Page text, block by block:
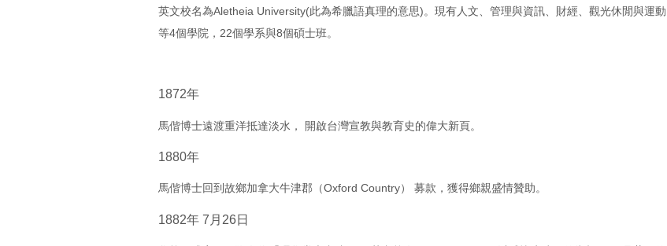
英文校名為Aletheia University(此為希臘語真理的意思)。現有人文、管理與資訊、財經、觀光休閒與運動
等4個學院，22個學系與8個碩士班。
1872年
馬偕博士遠渡重洋抵達淡水， 開啟台灣宣教與教育史的偉大新頁。
1880年
馬偕博士回到故鄉加拿大牛津郡（Oxford Country） 募款，獲得鄉親盛情贊助。
1882年 7月26日